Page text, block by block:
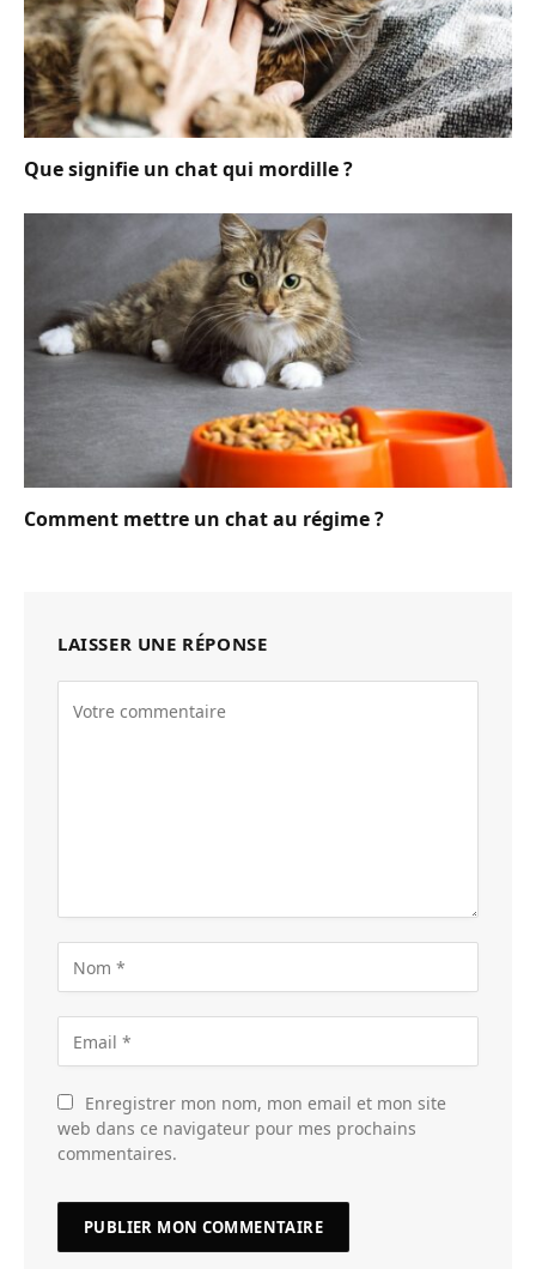
Que signifie un chat qui mordille ?
Comment mettre un chat au régime ?
LAISSER UNE RÉPONSE
Enregistrer mon nom, mon email et mon site
web dans ce navigateur pour mes prochains
commentaires.